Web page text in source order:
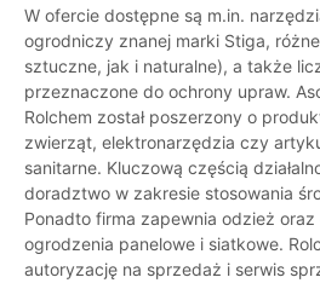
W ofercie dostępne są m.in.
ogrodniczy znanej marki Stiga,
sztuczne, jak i naturalne), a także
przeznaczone do ochrony upraw.
Rolchem został poszerzony o
zwierząt, elektronarzędzia czy
sanitarne. Kluczową częścią
doradztwo w zakresie stosowania
Ponadto firma zapewnia odzież
ogrodzenia panelowe i siatkowe.
autoryzację na sprzedaż i serwis